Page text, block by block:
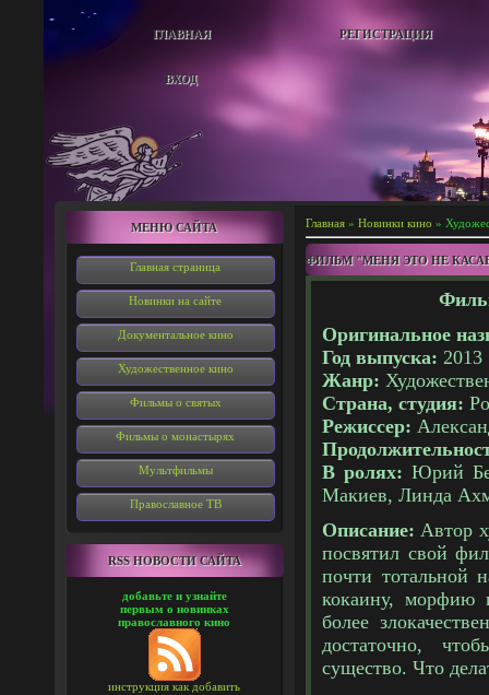
ГЛАВНАЯ РЕГИСТРАЦИЯ
ВХОД
МЕНЮ САЙТА
Главная страница
Новинки на сайте
Документальное кино
Художественное кино
Фильмы о святых
Фильмы о монастырях
Мультфильмы
Православное ТВ
RSS НОВОСТИ САЙТА
добавьте и узнайте
первым о новинках
православного кино
инструкция как добавить
Главная » Новинки кино »
ФИЛЬМ "МЕНЯ ЭТО НЕ
Оригинальное
Год выпуска: 2013
Жанр:
Страна, студия:
Режиссер:
В ролях: Юрий
Макиев, Линда
Описание:Автор
посвятил свой
почти тотальной
кокаину, морфию
более
достаточно,
существо. Что